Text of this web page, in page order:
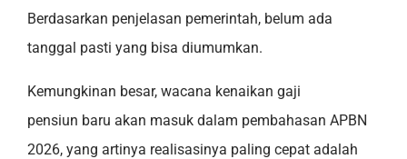
Berdasarkan penjelasan pemerintah, belum ada
tanggal pasti yang bisa diumumkan.
Kemungkinan besar, wacana kenaikan gaji
pensiun baru akan masuk dalam pembahasan APBN
2026, yang artinya realisasinya paling cepat adalah